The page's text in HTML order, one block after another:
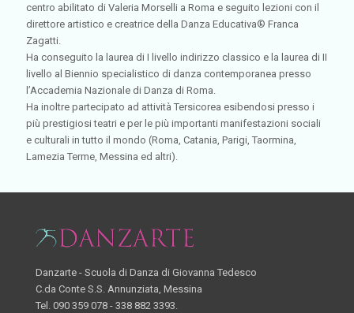
centro abilitato di Valeria Morselli a Roma e seguito lezioni con il
direttore artistico e creatrice della Danza Educativa® Franca
Zagatti.
Ha conseguito la laurea di I livello indirizzo classico e la laurea di II
livello al Biennio specialistico di danza contemporanea presso
l’Accademia Nazionale di Danza di Roma.
Ha inoltre partecipato ad attività Tersicorea esibendosi presso i
più prestigiosi teatri e per le più importanti manifestazioni sociali
e culturali in tutto il mondo (Roma, Catania, Parigi, Taormina,
Lamezia Terme, Messina ed altri).
Danzarte - Scuola di Danza di Giovanna Tedesco
C.da Conte S.S. Annunziata, Messina
Tel. 090 359 078 - 338 882 3393.